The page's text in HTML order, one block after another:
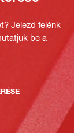
Jelezd felénk
be a